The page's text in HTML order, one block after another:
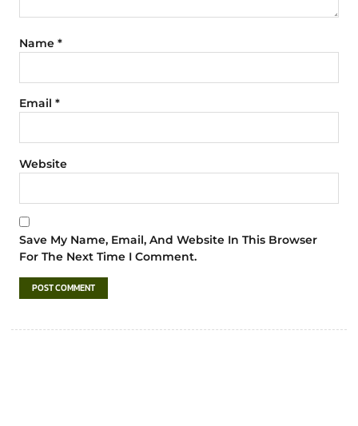
Name *
Email *
Website
Save My Name, Email, And Website In This Browser
For The Next Time I Comment.